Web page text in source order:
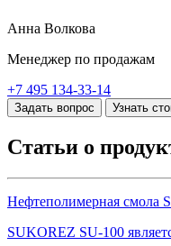
Анна Волкова
Менеджер по продажам
+7 495 134-33-14
Задать вопрос Узнать
Статьи о
Нефтеполимерная смола
SUKOREZ SU-100